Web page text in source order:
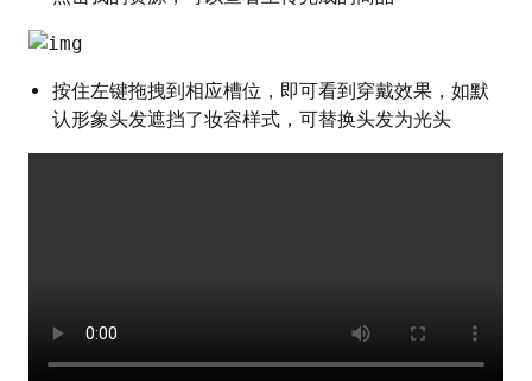
按住左键拖拽到相应槽位，即可看到穿戴效果，如默
认形象头发遮挡了妆容样式，可替换头发为光头